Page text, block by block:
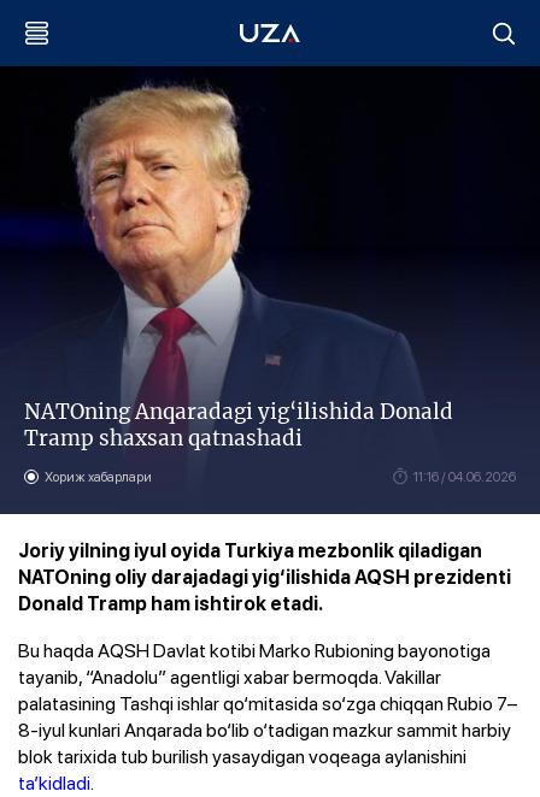
NATOning Anqaradagi yig‘ilishida Donald
Tramp shaxsan qatnashadi
Хориж хабарлари 11:16 / 04.06.2026
Joriy yilning iyul oyida Turkiya mezbonlik qiladigan
NATOning oliy darajadagi yig‘ilishida AQSH prezidenti
Donald Tramp ham ishtirok etadi.
Bu haqda AQSH Davlat kotibi Marko Rubioning bayonotiga
tayanib, “Anadolu” agentligi xabar bermoqda. Vakillar
palatasining Tashqi ishlar qo‘mitasida so‘zga chiqqan Rubio 7–
8-iyul kunlari Anqarada bo‘lib o‘tadigan mazkur sammit harbiy
blok tarixida tub burilish yasaydigan voqeaga aylanishini
ta’kidladi.